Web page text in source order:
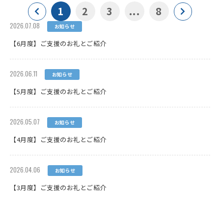
1 2 3 ... 8
2026.07.08 お知らせ
【6月度】ご支援のお礼とご紹介
2026.06.11 お知らせ
【5月度】ご支援のお礼とご紹介
2026.05.07 お知らせ
【4月度】ご支援のお礼とご紹介
2026.04.06 お知らせ
【3月度】ご支援のお礼とご紹介